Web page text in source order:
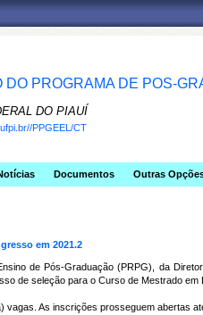
DO PROGRAMA DE POS-
DO PIAUÍ
PPGEEL/CT
Documentos Outras
em 2021.2
de Pós-Graduação (PRPG), da
de seleção para o Curso de Mestrado em
As inscrições prosseguem abertas